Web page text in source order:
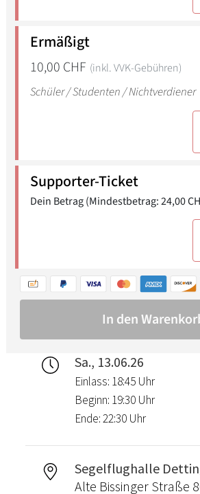
Sa., 13.06.26
Einlass: 18:45 Uhr
Beginn: 19:30 Uhr
Ende: 22:30 Uhr
Segelflughalle
Alte Bissinger Straße